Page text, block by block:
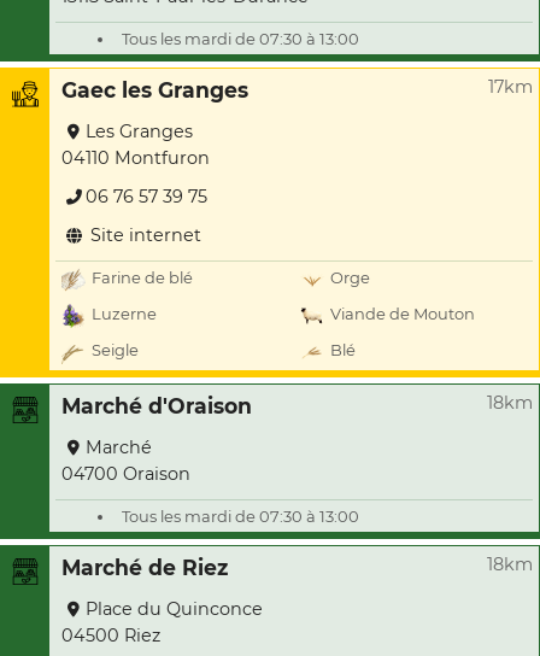
Tous les mardi de 07:30 à 13:00
Gaec les Granges 17km
Les Granges
04110 Montfuron
06 76 57 39 75
Site internet
Farine de blé
Orge
Luzerne
Viande de Mouton
Seigle
Blé
Marché d'Oraison 18km
Marché
04700 Oraison
Tous les mardi de 07:30 à 13:00
Marché de Riez 18km
Place du Quinconce
04500 Riez